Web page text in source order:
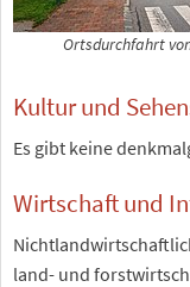
Ortsdurchfahrt
Kultur und
Es gibt keine
Wirtschaft und
land- und